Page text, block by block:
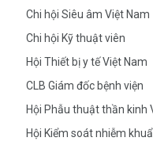
Chi hội Siêu âm Việt Nam
Chi hội Kỹ thuật viên
Hội Thiết bị y tế Việt Nam
CLB Giám đốc bệnh viện
Hội Phẫu thuật thần kinh
Hội Kiểm soát nhiễm